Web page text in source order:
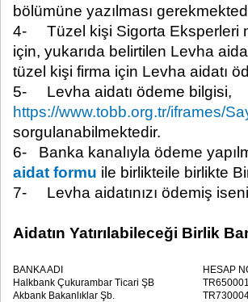
bölümüne yazılması
4- Tüzel kişi Sigorta Eksperleri
için, yukarıda belirtilen Levha
tüzel kişi firma için Levha aidatı
5- Levha aidatı ödeme bilgisi,
https://www.tobb.org.tr/iframes/
sorgulanabilmektedir.
6- Banka kanalıyla ödeme
aidat formu ile birlikteile birlikte
7- Levha aidatınızı ödemiş
Aidatın Yatırılabileceği Birlik
BANKA ADI
HESAP
Halkbank Çukurambar Ticari ŞB
Akbank Bakanlıklar Şb.